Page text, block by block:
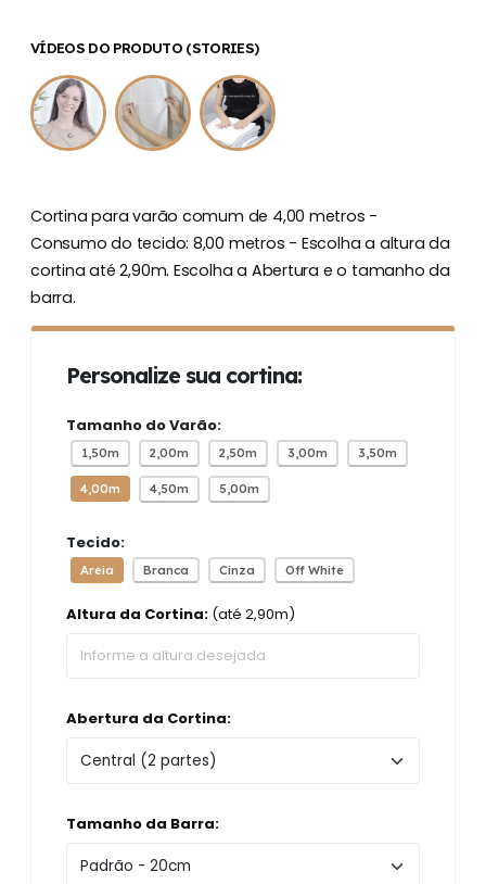
VÍDEOS DO PRODUTO (STORIES)
Cortina para varão comum de 4,00 metros -
Consumo do tecido: 8,00 metros - Escolha a altura da
cortina até 2,90m. Escolha a Abertura e o tamanho da
barra.
Personalize sua cortina:
Tamanho do Varão:
1,50m 2,00m 2,50m 3,00m 3,50m
4,00m 4,50m 5,00m
Tecido:
Areia Branca Cinza Off White
Altura da Cortina: (até 2,90m)
Abertura da Cortina:
Tamanho da Barra: